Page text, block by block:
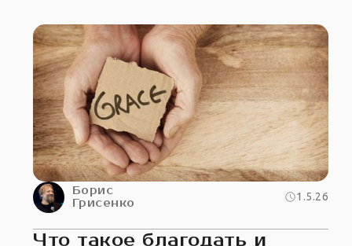
Борис
Грисенко
1.5.26
Что такое благодать и